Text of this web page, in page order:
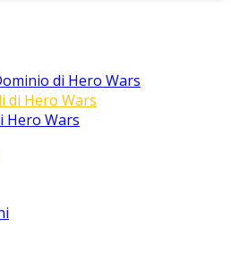
di Hero Wars
di Hero Wars
Hero Wars